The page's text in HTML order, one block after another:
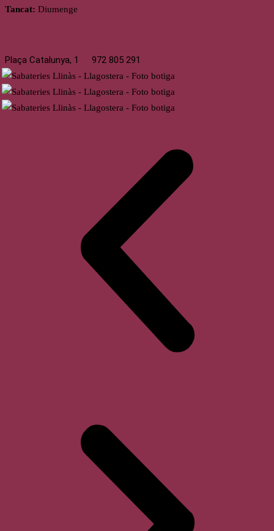
Tancat: Diumenge
Plaça Catalunya, 1 972 805 291